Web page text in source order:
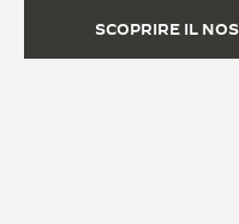
SCOPRIRE IL